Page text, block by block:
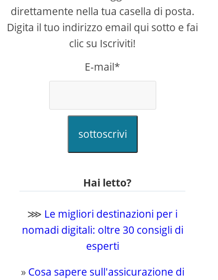
direttamente nella tua casella di posta.
Digita il tuo indirizzo email qui sotto e fai
clic su Iscriviti!
E-mail*
sottoscrivi
Hai letto?
⋙ Le migliori destinazioni per i
nomadi digitali: oltre 30 consigli di
esperti
» Cosa sapere sull'assicurazione di